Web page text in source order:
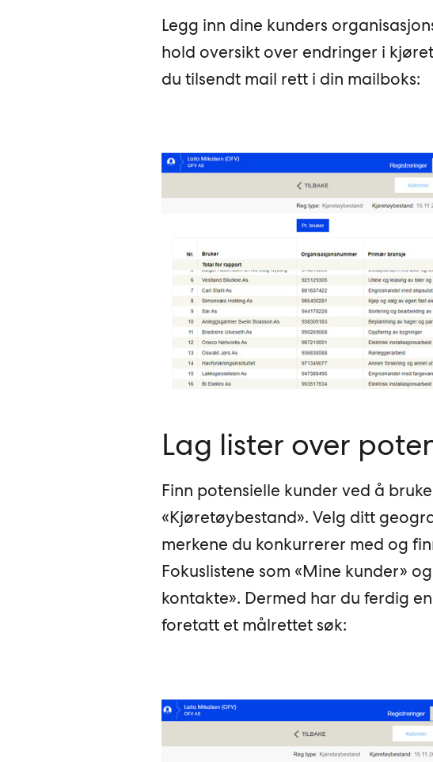
Legg inn dine kunders
hold oversikt over endringer i
du tilsendt mail rett i din mailboks:
Lag lister over
Finn potensielle kunder ved å
«Kjøretøybestand». Velg ditt
merkene du konkurrerer med og
Fokuslistene som «Mine kunder»
kontakte». Dermed har du ferdig
foretatt et målrettet søk: